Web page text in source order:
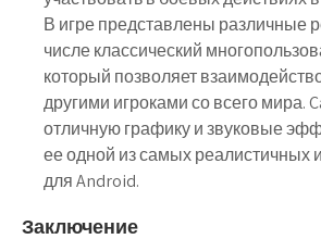
В игре представлены различные
числе классический
который позволяет
другими игроками со всего мира.
отличную графику и звуковые
ее одной из самых реалистичных
для Android.
Заключение